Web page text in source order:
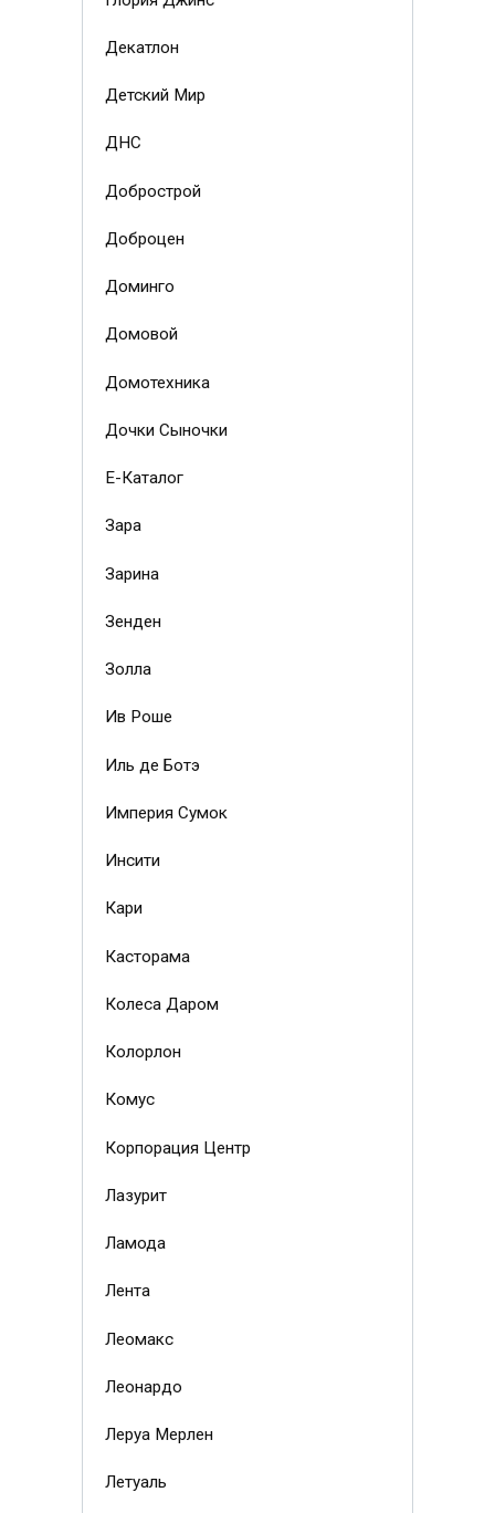
Декатлон
Детский Мир
ДНС
Добрострой
Доброцен
Доминго
Домовой
Домотехника
Дочки Сыночки
Е-Каталог
Зара
Зарина
Зенден
Золла
Ив Роше
Иль де Ботэ
Империя Сумок
Инсити
Кари
Касторама
Колеса Даром
Колорлон
Комус
Корпорация Центр
Лазурит
Ламода
Лента
Леомакс
Леонардо
Леруа Мерлен
Летуаль